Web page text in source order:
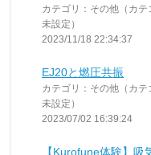
カテゴリ：その他（カテ
未設定）
2023/11/18 22:34:37
EJ20と燃圧共振
カテゴリ：その他（カテ
未設定）
2023/07/02 16:39:24
【Kurofune体験】吸